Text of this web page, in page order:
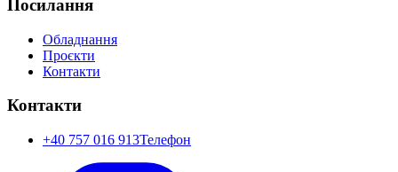
Посилання
Обладнання
Проєкти
Контакти
Контакти
+40 757 016 913Телефон